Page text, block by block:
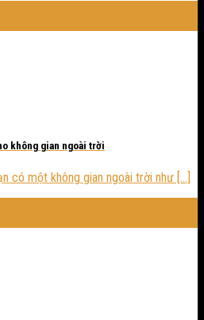
không gian ngoài trời
có một không gian ngoài trời như [...]